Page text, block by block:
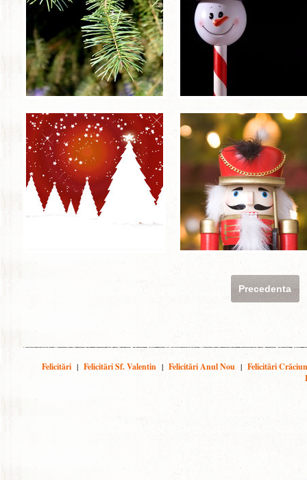
Precedenta
Felicitări | Felicitări Sf. Valentin | Felicitări Anul Nou | Felicitări